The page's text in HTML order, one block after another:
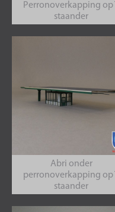
Perronoverkapping op T
staander
Abri onder
perronoverkapping op T
staander